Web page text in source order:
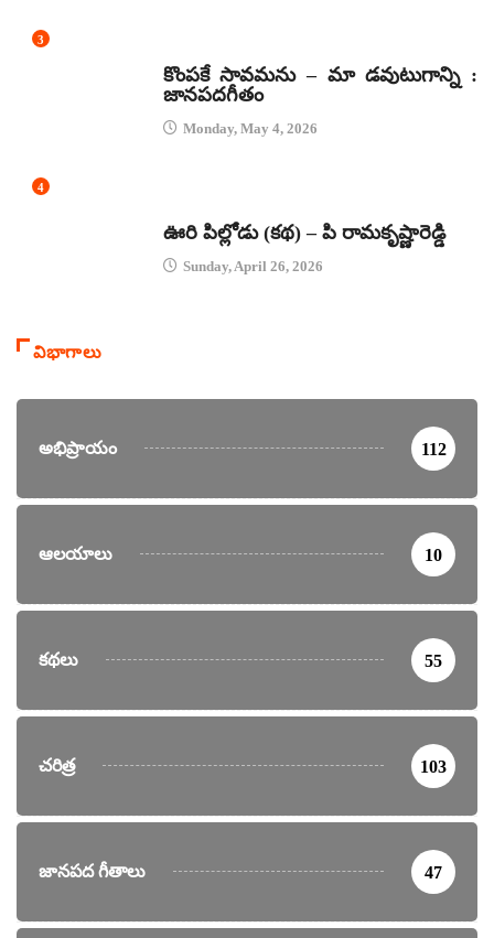
3
కొంపకే సావమను – మా డవుటుగాన్ని :
జానపదగీతం
Monday, May 4, 2026
4
ఊరి పిల్లోడు (కథ) – పి రామకృష్ణారెడ్డి
Sunday, April 26, 2026
విభాగాలు
అభిప్రాయం 112
ఆలయాలు 10
కథలు 55
చరిత్ర 103
జానపద గీతాలు 47